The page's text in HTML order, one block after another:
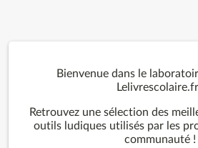
Bienvenue dans le
Retrouvez une sélection des
outils ludiques utilisés par les
communauté !